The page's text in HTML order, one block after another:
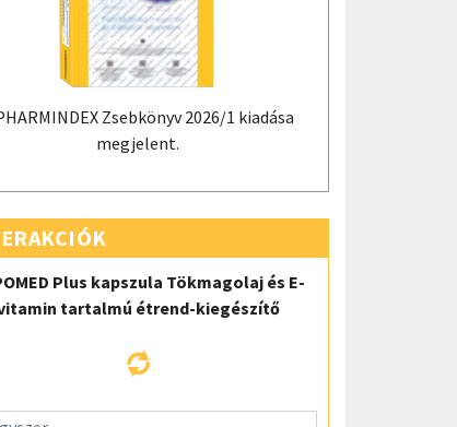
Zsebkönyv 2026/1 kiadása
megjelent.
Plus kapszula Tökmagolaj és E-
tartalmú étrend-kiegészítő